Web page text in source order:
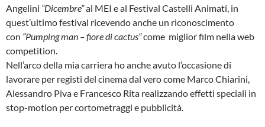
Angelini “Dicembre”al MEI e al Festival Castelli Animati, in
quest’ultimo festival ricevendo anche un riconoscimento
con “Pumping man – fiore di cactus”come miglior film nella web
competition.
Nell’arco della mia carriera ho anche avuto l’occasione di
lavorare per registi del cinema dal vero come Marco Chiarini,
Alessandro Piva e Francesco Rita realizzando effetti speciali in
stop-motion per cortometraggi e pubblicità.